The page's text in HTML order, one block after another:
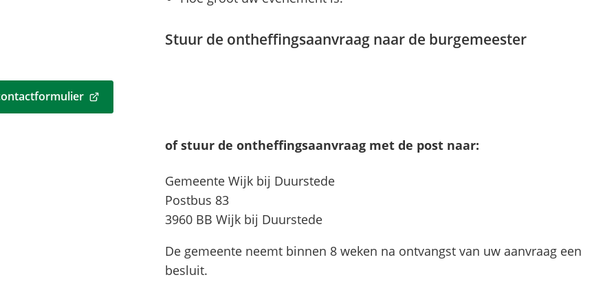
Stuur de ontheffingsaanvraag naar de burgemeester
of stuur de ontheffingsaanvraag met de post naar:
Gemeente Wijk bij Duurstede
Postbus 83
3960 BB Wijk bij Duurstede
De gemeente neemt binnen 8 weken na ontvangst van uw aanvraag een
besluit.